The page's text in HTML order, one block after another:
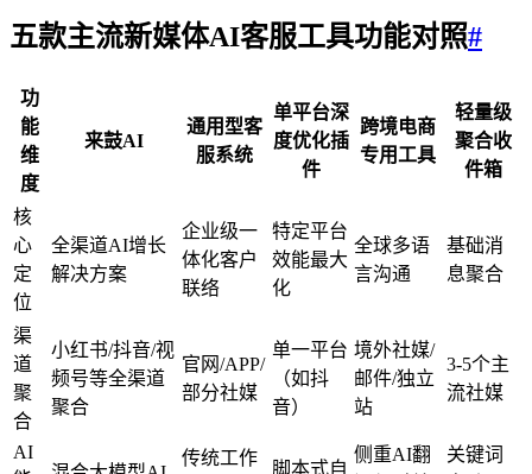
五款主流新媒体AI客服工具功能对照#
功
能
维
度
来鼓AI
通用型客
服系统
单平台深
度优化插
件
跨境电商
专用工具
轻量级
聚合收
件箱
核
心
定
位
全渠道AI增长
解决方案
企业级一
体化客户
联络
特定平台
效能最大
化
全球多语
言沟通
基础消
息聚合
渠
道
聚
合
小红书/抖音/视
频号等全渠道
聚合
官网/APP/
部分社媒
单一平台
（如抖
音）
境外社媒/
邮件/独立
站
3-5个主
流社媒
AI
传统工作
脚本式自
侧重AI翻
关键词